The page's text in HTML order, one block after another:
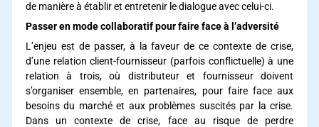
de manière à établir et entretenir le dialogue avec celui-ci.
Passer en mode collaboratif pour faire face à l’adversité
L’enjeu est de passer, à la faveur de ce contexte de crise,
d’une relation client-fournisseur (parfois conflictuelle) à une
relation à trois, où distributeur et fournisseur doivent
s’organiser ensemble, en partenaires, pour faire face aux
besoins du marché et aux problèmes suscités par la crise.
Dans un contexte de crise, face au risque de perdre